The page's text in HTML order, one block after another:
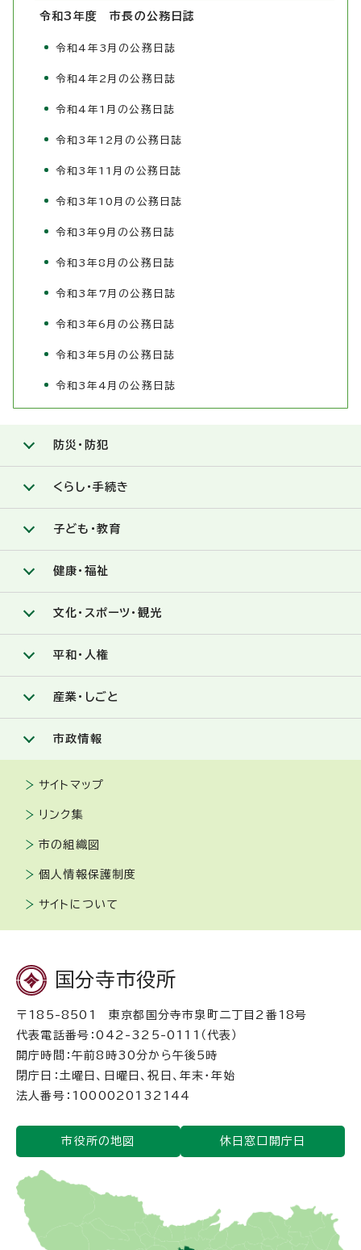
令和3年度 市長の公務日誌
令和4年3月の公務日誌
令和4年2月の公務日誌
令和4年1月の公務日誌
令和3年12月の公務日誌
令和3年11月の公務日誌
令和3年10月の公務日誌
令和3年9月の公務日誌
令和3年8月の公務日誌
令和3年7月の公務日誌
令和3年6月の公務日誌
令和3年5月の公務日誌
令和3年4月の公務日誌
防災・防犯
くらし・手続き
子ども・教育
健康・福祉
文化・スポーツ・観光
平和・人権
産業・しごと
市政情報
サイトマップ
リンク集
市の組織図
個人情報保護制度
サイトについて
国分寺市役所
〒185-8501 東京都国分寺市泉町二丁目2番18号
代表電話番号：042-325-0111（代表）
開庁時間：午前8時30分から午後5時
閉庁日：土曜日、日曜日、祝日、年末・年始
法人番号：1000020132144
市役所の地図 休日窓口開庁日